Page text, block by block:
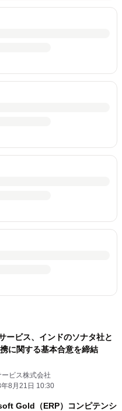
ービス、インドのソナタ社と
に関する基本合意を締結
ービス株式会社
8月21日 10:30
Gold（ERP）コンピテンシ